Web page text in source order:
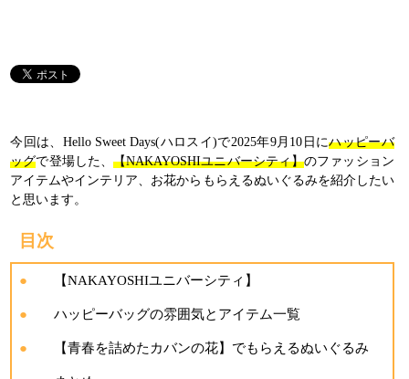
今回は、Hello Sweet Days(ハロスイ)で2025年9月10日にハッピーバ
ッグで登場した、【NAKAYOSHIユニバーシティ】のファッション
アイテムやインテリア、お花からもらえるぬいぐるみを紹介したい
と思います。
目次
【NAKAYOSHIユニバーシティ】
ハッピーバッグの雰囲気とアイテム一覧
【青春を詰めたカバンの花】でもらえるぬいぐるみ